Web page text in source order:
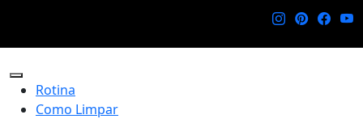
Rotina
Como Limpar